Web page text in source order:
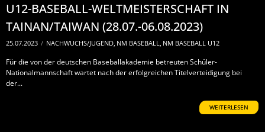
U12-BASEBALL-WELTMEISTERSCHAFT IN
TAINAN/TAIWAN (28.07.-06.08.2023)
25.07.2023 / NACHWUCHS/JUGEND, NM BASEBALL, NM BASEBALL U12
Für die von der deutschen Baseballakademie betreuten Schüler-
Nationalmannschaft wartet nach der erfolgreichen Titelverteidigung bei
der...
WEITERLESEN